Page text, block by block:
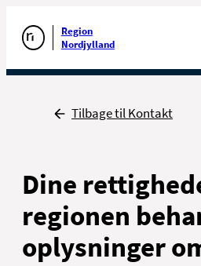
Gå til forsiden
Region
Nordjylland
Tilbage
Tilbage til Kontakt
Dine
regionen
oplysninger